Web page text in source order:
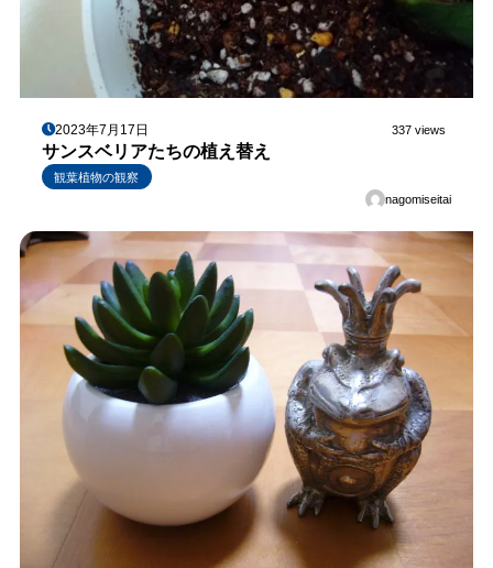
2023年7月17日 337 views
サンスベリアたちの植え替え
観葉植物の観察
nagomiseitai